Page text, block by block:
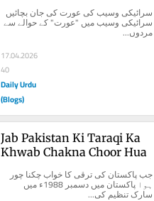
سرائیکی وسیب میں "عورت" کے حوالے سے
مردوں...
17.04.2026
40
Daily Urdu
(Blogs)
Jab Pakistan Ki Taraqi Ka
Khwab Chakna Choor Hua
جب پاکستان کی ترقی کا خواب چکنا چور
سارک تنظیم کی...